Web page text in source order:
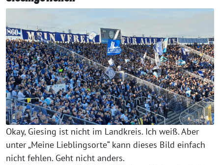
Okay, Giesing ist nicht im Landkreis. Ich weiß. Aber
unter „Meine Lieblingsorte“ kann dieses Bild einfach
nicht fehlen. Geht nicht anders.